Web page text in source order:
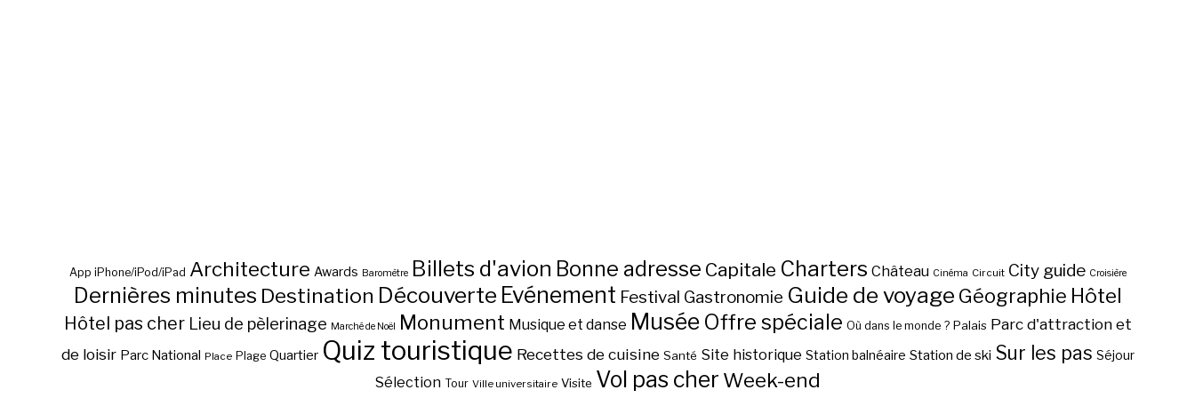
App iPhone/iPod/iPad Architecture Awards Baromètre Billets d'avion Bonne adresse Capitale Charters Château Cinéma Circuit City guide Croisière
Dernières minutes Destination Découverte Evénement Festival Gastronomie Guide de voyage Géographie Hôtel
Hôtel pas cher Lieu de pèlerinage Marché de Noël Monument Musique et danse Musée Offre spéciale Où dans le monde ? Palais Parc d'attraction et
de loisir Parc National Place Plage Quartier Quiz touristique Recettes de cuisine Santé Site historique Station balnéaire Station de ski Sur les pas Séjour
Sélection Tour Ville universitaire Visite Vol pas cher Week-end